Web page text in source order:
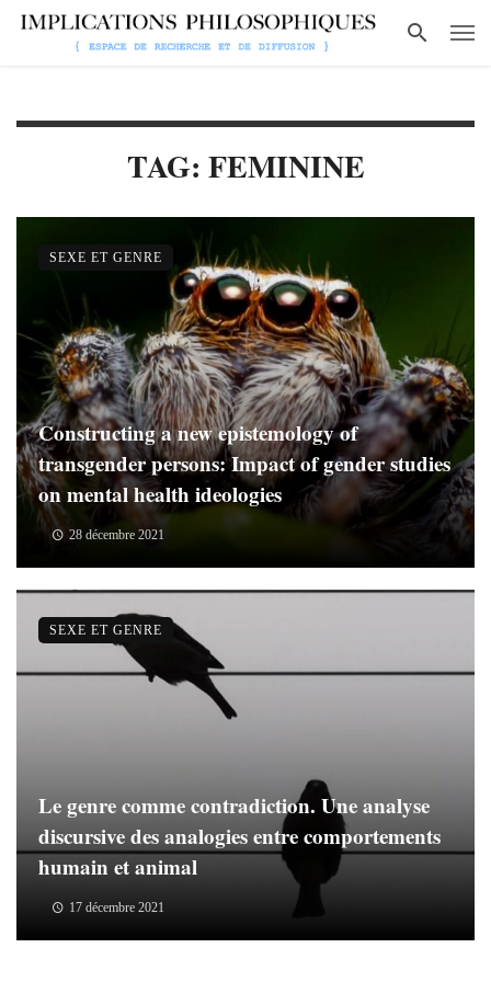
TAG: FEMININE
Constructing a new epistemology of
transgender persons: Impact of gender studies
on mental health ideologies
28 décembre 2021
SEXE ET GENRE
Le genre comme contradiction. Une analyse
discursive des analogies entre comportements
humain et animal
17 décembre 2021
SEXE ET GENRE